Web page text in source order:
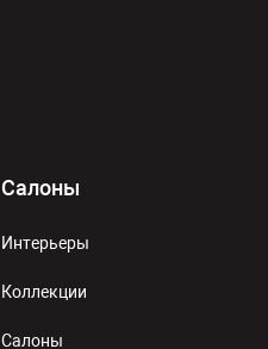
Салоны
Интерьеры
Коллекции
Салоны